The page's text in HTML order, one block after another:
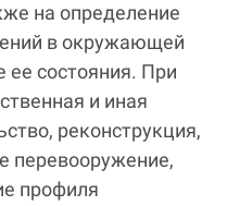
на определение
в окружающей
ее состояния. При
и иная
реконструкция,
перевооружение,
профиля